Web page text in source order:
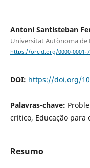
Antoni Santisteban
Universitat Autònoma de
https://orcid.org/0000-0001-
DOI: https://doi.org/
Palavras-chave:
crítico, Educação para
Resumo